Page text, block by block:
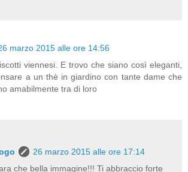
marzo 2015 alle ore 14:56
viennesi. E trovo che siano così eleganti,
a un thè in giardino con tante dame che
amabilmente tra di loro
26 marzo 2015 alle ore 17:14
che bella immagine!!! Ti abbraccio forte